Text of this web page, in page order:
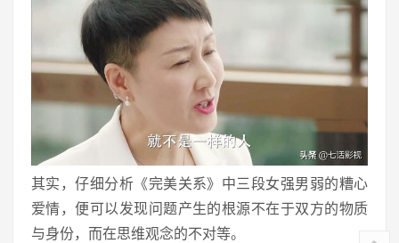
其实，仔细分析《完美关系》中三段女强男弱的糟心
爱情，便可以发现问题产生的根源不在于双方的物质
与身份，而在思维观念的不对等。